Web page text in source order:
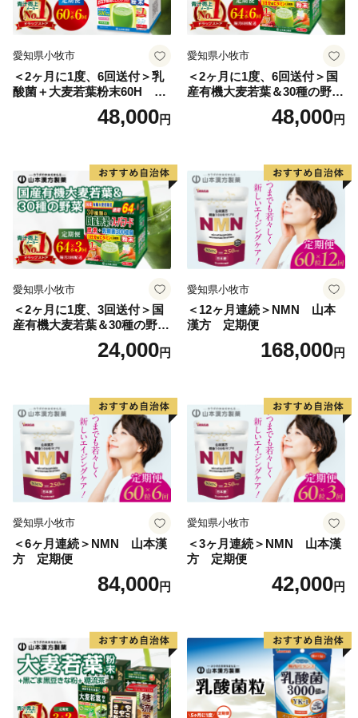
愛知県小牧市
＜2ヶ月に1度、6回送付＞乳
酸菌＋大麦若葉粉末60H 山
48,000円
愛知県小牧市
＜2ヶ月に1度、6回送付＞国
産有機大麦若葉＆30種の野
菜 山本漢方 定期便
48,000円
愛知県小牧市
＜2ヶ月に1度、3回送付＞国
産有機大麦若葉＆30種の野
菜 山本漢方 定期便
24,000円
愛知県小牧市
＜12ヶ月連続＞NMN 山本
漢方 定期便
168,000円
愛知県小牧市
＜6ヶ月連続＞NMN 山本漢
方 定期便
84,000円
愛知県小牧市
＜3ヶ月連続＞NMN 山本漢
方 定期便
42,000円